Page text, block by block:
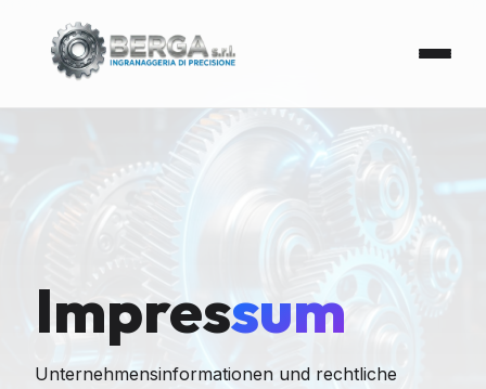
Impressum
Unternehmensinformationen und rechtliche